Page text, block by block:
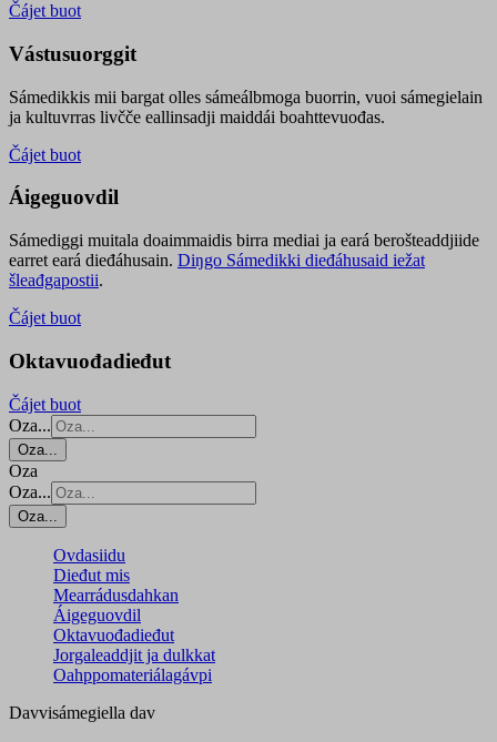
Čájet buot
Vástusuorggit
Sámedikkis mii bargat olles sámeálbmoga buorrin, vuoi sámegielain
ja kultuvrras livčče eallinsadji maiddái boahttevuođas.
Čájet buot
Áigeguovdil
Sámediggi muitala doaimmaidis birra mediai ja eará berošteaddjiide
earret eará dieđáhusain. Diŋgo Sámedikki dieđáhusaid iežat
šleađgapostii.
Čájet buot
Oktavuođadieđut
Čájet buot
Oza...
Oza...
Oza
Oza...
Oza...
Ovdasiidu
Dieđut mis
Mearrádusdahkan
Áigeguovdil
Oktavuođadieđut
Jorgaleaddjit ja dulkkat
Oahppomateriálagávpi
Davvisámegiella dav